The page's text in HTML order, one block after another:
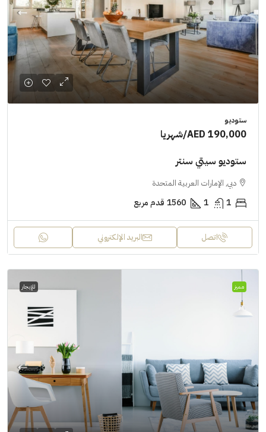
ستوديو
AED 190,000/شهريا
ستوديو سيتي سنتر
دبي, الإمارات العربية المتحدة
1
1
1560 قدم مربع
اتصل البريد الإلكتروني
مميز للإيجار